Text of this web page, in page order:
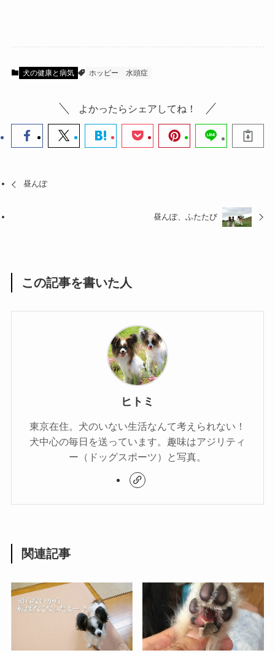
犬の健康と病気 ホッピー 水頭症
よかったらシェアしてね！
昼んぽ
昼んぽ、ふたたび
この記事を書いた人
ヒトミ
東京在住。犬のいない生活なんて考えられない！
犬中心の毎日を送っています。趣味はアジリティ
ー（ドッグスポーツ）と写真。
関連記事